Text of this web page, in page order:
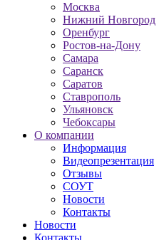
Москва
Нижний Новгород
Оренбург
Ростов-на-Дону
Самара
Саранск
Саратов
Ставрополь
Ульяновск
Чебоксары
О компании
Информация
Видеопрезентация
Отзывы
СОУТ
Новости
Контакты
Новости
Контакты